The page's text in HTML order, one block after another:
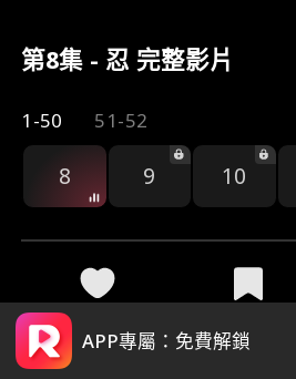
第8集 - 忍 完整影片
1-50 51-52
8 9 10
215
APP專屬：免費解鎖